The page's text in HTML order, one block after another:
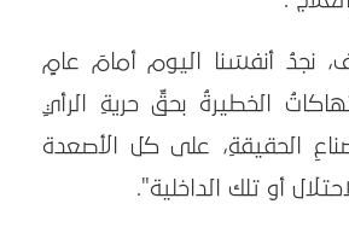
نجدُ أنفسَنا اليوم أمامَ عامٍ
الخطيرةُ بحقِّ حريةِ الرأيِ
الحقيقةِ، على كل الأصعدة
أو تلك الداخلية".